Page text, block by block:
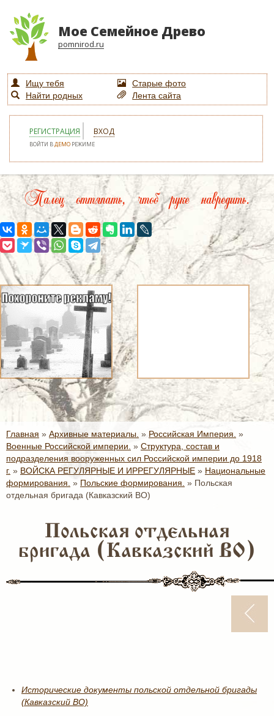
Мое Семейное Древо
pomnirod.ru
Ищу тебя
Старые фото
Найти родных
Лента сайта
РЕГИСТРАЦИЯ ВХОД
ВОЙТИ ВДЕМО РЕЖИМЕ
Палец оттяпать, чтоб руке навредить.
Главная » Архивные материалы. » Российская Империя. »
Военные Российской империи. » Структура, состав и
подразделения вооруженных сил Российской империи до 1918
г. » ВОЙСКА РЕГУЛЯРНЫЕ И ИРРЕГУЛЯРНЫЕ » Национальные
формирования. » Польские формирования. » Польская
отдельная бригада (Кавказский ВО)
Польская отдельная
бригада (Кавказский ВО)
Исторические документы польской отдельной бригады
(Кавказский ВО)